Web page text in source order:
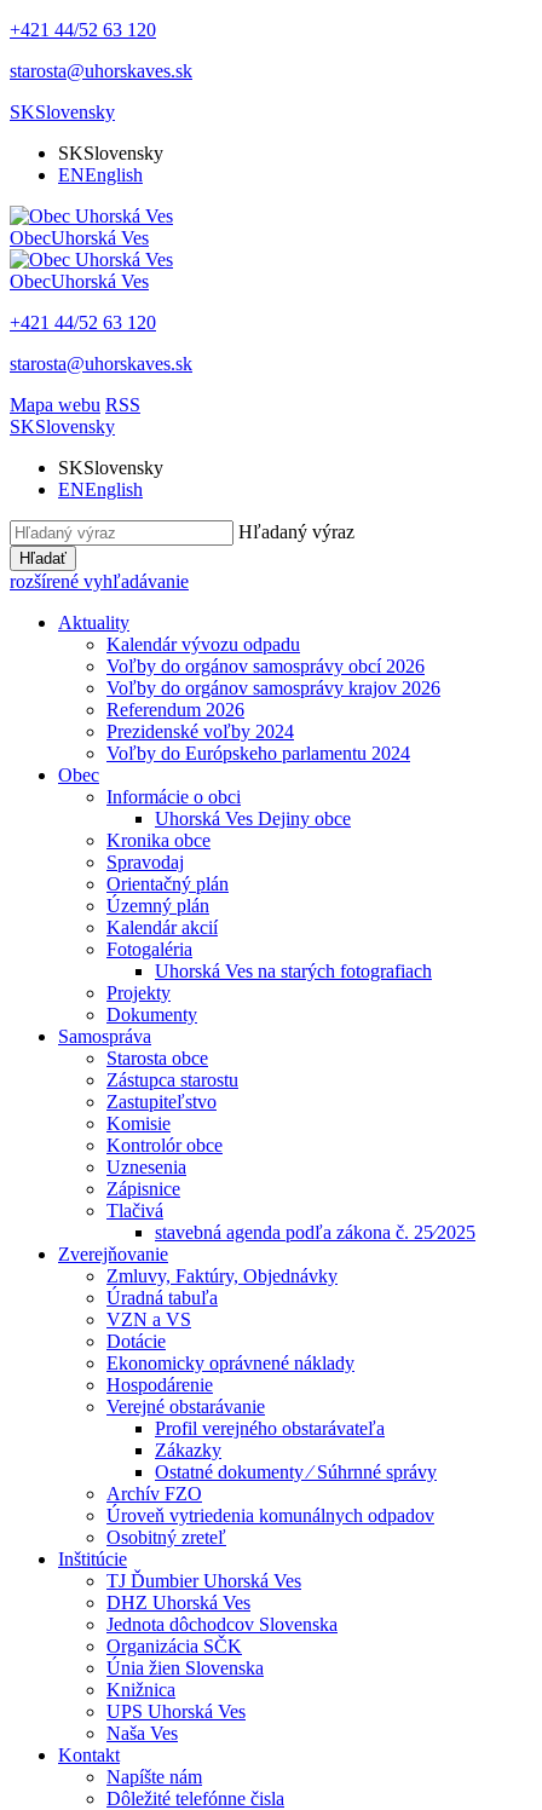
+421 44/52 63 120
starosta@uhorskaves.sk
SKSlovensky
SKSlovensky
ENEnglish
ObecUhorská Ves
ObecUhorská Ves
+421 44/52 63 120
starosta@uhorskaves.sk
Mapa webu RSS
SKSlovensky
SKSlovensky
ENEnglish
Hľadaný výraz
Hľadať
rozšírené vyhľadávanie
Aktuality
Kalendár vývozu odpadu
Voľby do orgánov samosprávy obcí 2026
Voľby do orgánov samosprávy krajov 2026
Referendum 2026
Prezidenské voľby 2024
Voľby do Európskeho parlamentu 2024
Obec
Informácie o obci
Uhorská Ves Dejiny obce
Kronika obce
Spravodaj
Orientačný plán
Územný plán
Kalendár akcií
Fotogaléria
Uhorská Ves na starých fotografiach
Projekty
Dokumenty
Samospráva
Starosta obce
Zástupca starostu
Zastupiteľstvo
Komisie
Kontrolór obce
Uznesenia
Zápisnice
Tlačivá
stavebná agenda podľa zákona č. 25⁄2025
Zverejňovanie
Zmluvy, Faktúry, Objednávky
Úradná tabuľa
VZN a VS
Dotácie
Ekonomicky oprávnené náklady
Hospodárenie
Verejné obstarávanie
Profil verejného obstarávateľa
Zákazky
Ostatné dokumenty ⁄ Súhrnné správy
Archív FZO
Úroveň vytriedenia komunálnych odpadov
Osobitný zreteľ
Inštitúcie
TJ Ďumbier Uhorská Ves
DHZ Uhorská Ves
Jednota dôchodcov Slovenska
Organizácia SČK
Únia žien Slovenska
Knižnica
UPS Uhorská Ves
Naša Ves
Kontakt
Napíšte nám
Dôležité telefónne čisla